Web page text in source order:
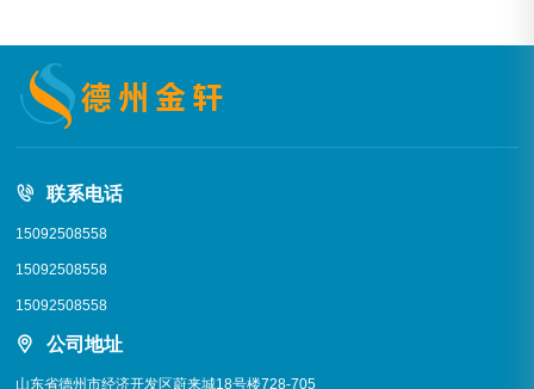
联系电话
15092508558
15092508558
15092508558
公司地址
山东省德州市经济开发区蔚来城18号楼728-705